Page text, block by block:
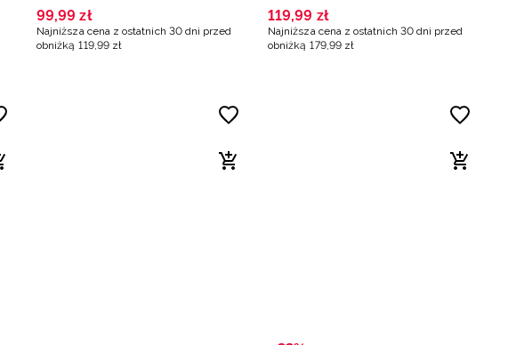
99,99 zł
Najniższa cena z ostatnich 30 dni przed
obniżką 119, 99 zł
119,99 zł
Najniższa cena z ostatnich 30 dni przed
obniżką 179, 99 zł